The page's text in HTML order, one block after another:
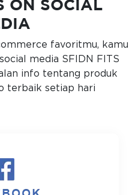
ON SOCIAL
favoritmu, kamu
media SFIDN FITS
info tentang produk
terbaik setiap hari